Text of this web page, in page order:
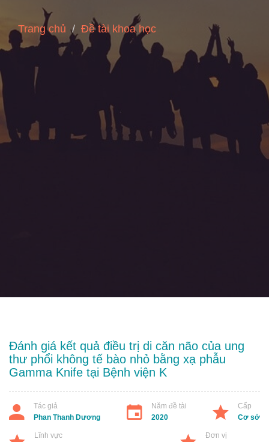
Trang chủ Đề tài khoa học
Đánh giá kết quả điều trị di căn não của ung
thư phổi không tế bào nhỏ bằng xạ phẫu
Gamma Knife tại Bệnh viện K
Tác giả
Phan Thanh Dương
Năm đề tài
2020
Cấp
Cơ sở
Lĩnh vực
Đơn vị